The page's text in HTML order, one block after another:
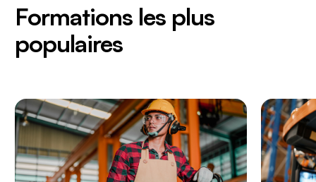
Formations les plus
populaires